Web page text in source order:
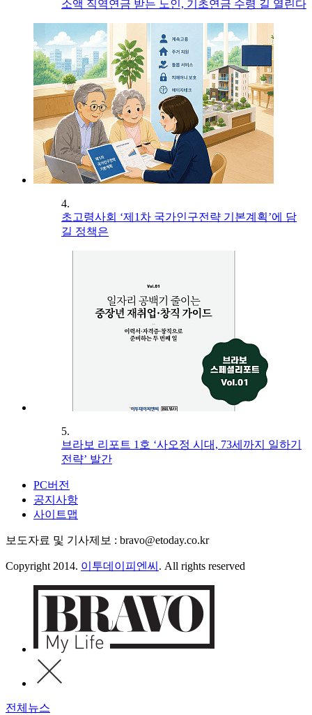
소액 직역연금 받는 노인, 기초연금 수령 길 열린다
4.
초고령사회 ‘제1차 국가인구전략 기본계획’에 담
길 정책은
5.
브라보 리포트 1호 ‘사오정 시대, 73세까지 일하기
전략’ 발간
PC버전
공지사항
사이트맵
보도자료 및 기사제보 : bravo@etoday.co.kr
Copyright 2014. 이투데이피엔씨 . All rights reserved
전체뉴스